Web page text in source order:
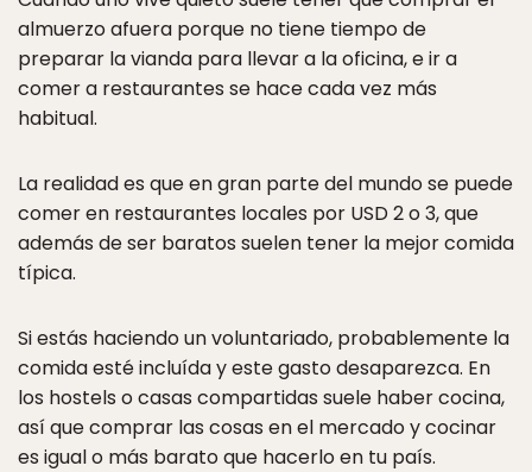
almuerzo afuera porque no tiene tiempo de
preparar la vianda para llevar a la oficina, e ir a
comer a restaurantes se hace cada vez más
habitual.
La realidad es que en gran parte del mundo se puede
comer en restaurantes locales por USD 2 o 3, que
además de ser baratos suelen tener la mejor comida
típica.
Si estás haciendo un voluntariado, probablemente la
comida esté incluída y este gasto desaparezca. En
los hostels o casas compartidas suele haber cocina,
así que comprar las cosas en el mercado y cocinar
es igual o más barato que hacerlo en tu país.